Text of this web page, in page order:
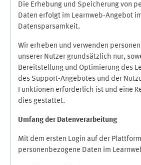
Die Erhebung und Speicherung von
Daten erfolgt im Learnweb-Angebot
Datensparsamkeit.
Wir erheben und verwenden
unserer Nutzer grundsätzlich nur,
Bereitstellung und Optimierung des
des Support-Angebotes und der
Funktionen erforderlich ist und eine
dies gestattet.
Umfang der Datenverarbeitung
Mit dem ersten Login auf der
personenbezogene Daten im